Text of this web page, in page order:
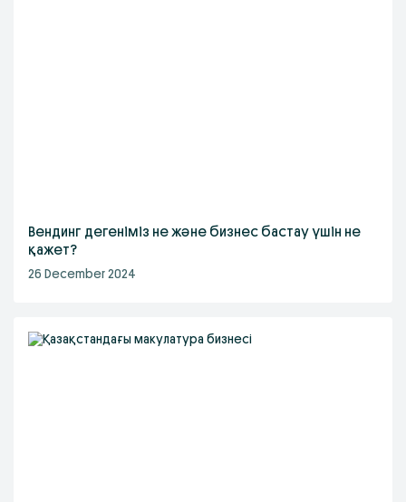
Вендинг дегеніміз не және бизнес бастау үшін не
қажет?
26 December 2024